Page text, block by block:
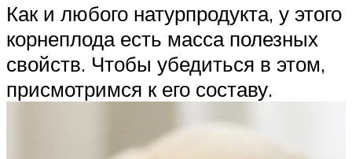
Как и любого натурпродукта, у этого
корнеплода есть масса полезных
свойств. Чтобы убедиться в этом,
присмотримся к его составу.